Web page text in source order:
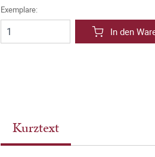
Exemplare:
In den
Kurztext